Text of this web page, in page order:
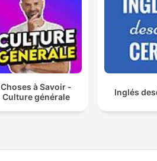
Choses à Savoir -
Culture générale
Inglés